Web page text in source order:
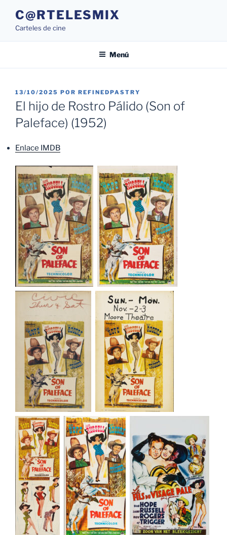
contenido
C@RTELESMIX
Carteles de cine
Menú
PUBLICADO
EL
13/10/2025 POR REFINEDPASTRY
El hijo de Rostro Pálido (Son of
Paleface) (1952)
Enlace IMDB